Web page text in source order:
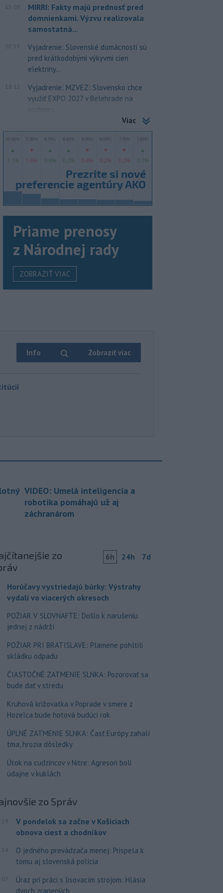
15:09
MIRRI: Fakty majú prednosť pred
domnienkami. Výzvu realizovala
samostatná...
07:55
Vyjadrenie: Slovenské domácnosti sú
pred krátkodobými výkyvmi cien
elektriny...
18:12
Vyjadrenie: MZVEZ: Slovensko chce
využiť EXPO 2027 v Belehrade na
podporu...
Viac
Priame prenosy
z Národnej rady
ZOBRAZIŤ VIAC
Info Zobraziť viac
VIDEO: Umelá inteligencia a
robotika pomáhajú už aj
záchranárom
zo
6h 24h 7d
Horúčavy vystriedajú búrky: Výstrahy
vydali vo viacerých okresoch
POŽIAR V SLOVNAFTE: Došlo k narušeniu
jednej z nádrží
POŽIAR PRI BRATISLAVE: Plamene pohltili
skládku odpadu
ČIASTOČNÉ ZATMENIE SLNKA: Pozorovať sa
bude dať v stredu
Kruhová križovatka v Poprade v smere z
Hozelca bude hotová budúci rok
ÚPLNÉ ZATMENIE SLNKA: Časť Európy zahalí
tma, hrozia dôsledky
Útok na cudzincov v Nitre: Agresori boli
údajne v kuklách
zo Správ
V pondelok sa začne v Košiciach
obnova ciest a chodníkov
O jedného prevádzača menej: Prispela k
tomu aj slovenská polícia
Úraz pri práci s lisovacím strojom: Hlásia
dvoch zranených